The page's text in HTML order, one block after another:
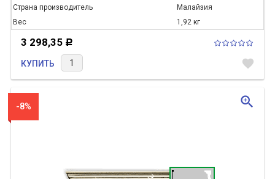
Страна производитель
Малайзия
Вес
1,92 кг
3 298,35 Р
КУПИТЬ favorite
-8% zoom_in